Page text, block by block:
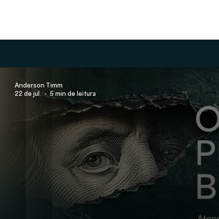
Anderson Timm
22 de jul.
5 min de leitura